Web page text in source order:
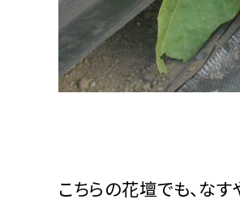
こちらの花壇でも、なす